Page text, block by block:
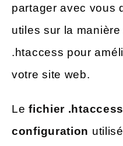
partager avec vous
utiles sur la manière
.htaccess pour
votre site web.
Lefichier
configuration